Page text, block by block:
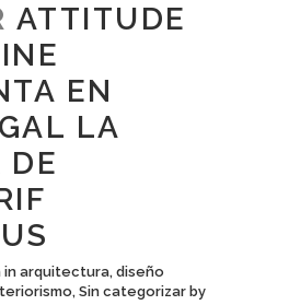
ATTITUDE
EN
LA
DE
in arquitectura, diseño
, Sin categorizar by